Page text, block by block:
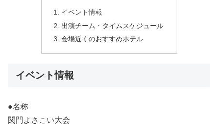
イベント情報
出演チーム・タイムスケジュール
会場近くのおすすめホテル
イベント情報
●名称
関門よさこい大会